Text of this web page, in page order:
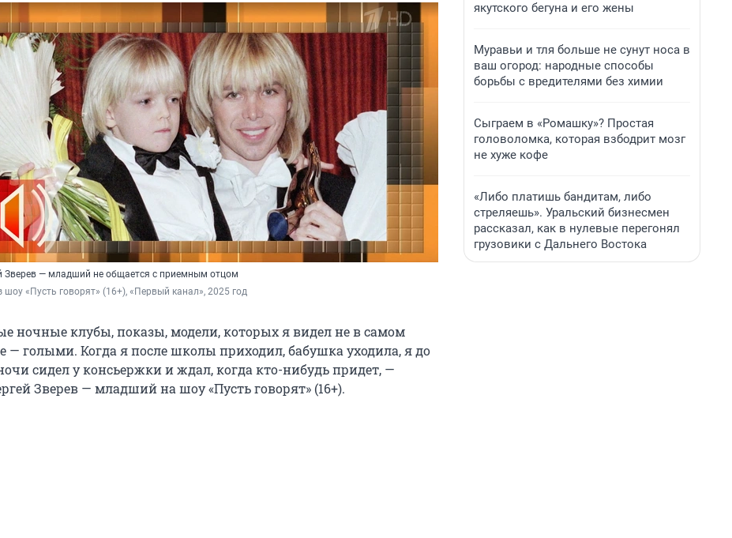
Зверев — младший не общается с приемным отцом
шоу «Пусть говорят» (16+), «Первый канал», 2025 год
ночные клубы, показы, модели, которых я видел не в самом
— голыми. Когда я после школы приходил, бабушка уходила, я до
сидел у консьержки и ждал, когда кто-нибудь придет, —
Зверев — младший на шоу «Пусть говорят» (16+).
якутского бегуна и его жены
Муравьи и тля больше не сунут носа в
ваш огород: народные способы
борьбы с вредителями без химии
Сыграем в «Ромашку»? Простая
головоломка, которая взбодрит мозг
не хуже кофе
«Либо платишь бандитам, либо
стреляешь». Уральский бизнесмен
рассказал, как в нулевые перегонял
грузовики с Дальнего Востока